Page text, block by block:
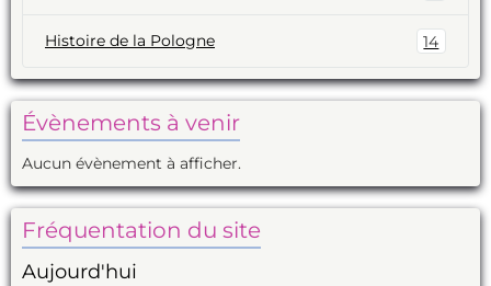
Histoire de la Pologne 14
Évènements à venir
Aucun évènement à afficher.
Fréquentation du site
Aujourd'hui